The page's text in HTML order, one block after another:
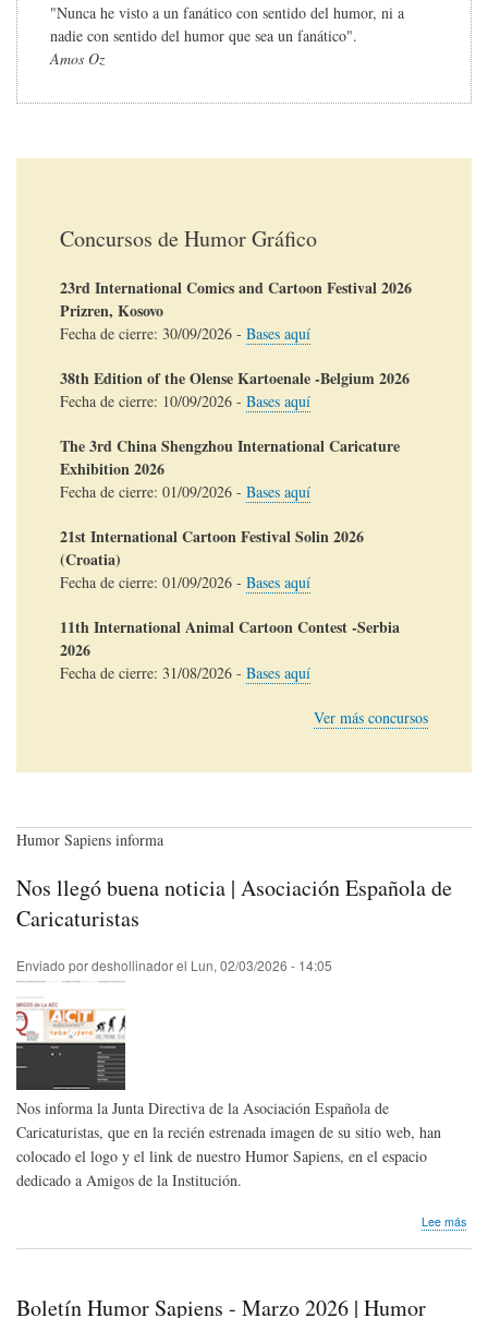
"Nunca he visto a un fanático con sentido del humor, ni a
nadie con sentido del humor que sea un fanático".
Amos Oz
Concursos de Humor Gráfico
23rd International Comics and Cartoon Festival 2026
Prizren, Kosovo
Fecha de cierre: 30/09/2026 - Bases aquí
38th Edition of the Olense Kartoenale -Belgium 2026
Fecha de cierre: 10/09/2026 - Bases aquí
The 3rd China Shengzhou International Caricature
Exhibition 2026
Fecha de cierre: 01/09/2026 - Bases aquí
21st International Cartoon Festival Solin 2026
(Croatia)
Fecha de cierre: 01/09/2026 - Bases aquí
11th International Animal Cartoon Contest -Serbia
2026
Fecha de cierre: 31/08/2026 - Bases aquí
Ver más concursos
Humor Sapiens informa
Nos llegó buena noticia | Asociación Española de
Caricaturistas
Enviado pordeshollinadorel Lun, 02/03/2026 - 14:05
Nos informa la Junta Directiva de la Asociación Española de
Caricaturistas, que en la recién estrenada imagen de su sitio web, han
colocado el logo y el link de nuestro Humor Sapiens, en el espacio
dedicado a Amigos de la Institución.
Lee más
Boletín Humor Sapiens - Marzo 2026 | Humor